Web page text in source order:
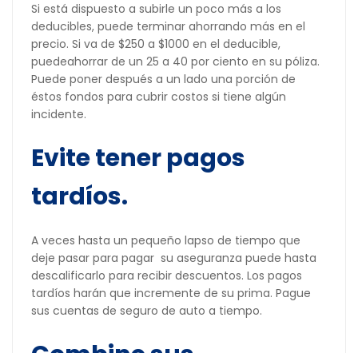
Si está dispuesto a subirle un poco más a los
deducibles, puede terminar ahorrando más en el
precio. Si va de $250 a $1000 en el deducible,
puedeahorrar de un 25 a 40 por ciento en su póliza.
Puede poner después a un lado una porción de
éstos fondos para cubrir costos si tiene algún
incidente.
Evite tener pagos
tardíos.
A veces hasta un pequeño lapso de tiempo que
deje pasar para pagar su aseguranza puede hasta
descalificarlo para recibir descuentos. Los pagos
tardíos harán que incremente de su prima. Pague
sus cuentas de seguro de auto a tiempo.